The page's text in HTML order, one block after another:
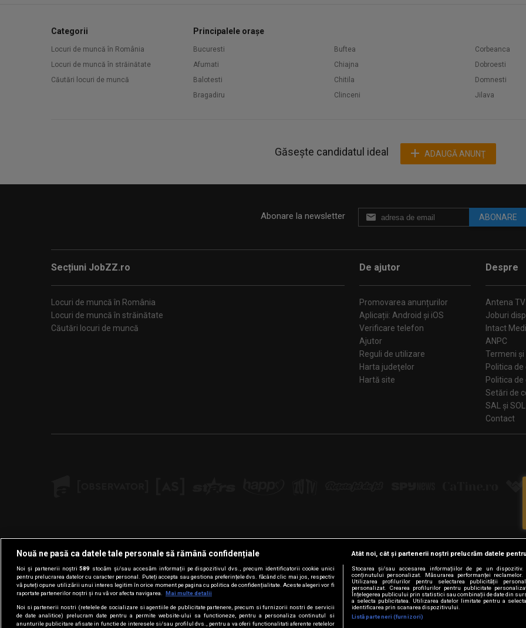
Categorii
Locuri de muncă în România
Locuri de muncă în străinătate
Căutări locuri de muncă
Principalele orașe
Bucuresti
Afumati
Balotesti
Bragadiru
Buftea
Chiajna
Chitila
Clinceni
Corbeanca
Dobroesti
Domnesti
Jilava
Găsește candidatul ideal ADAUGĂ ANUNŢ
Abonare la newsletter ABONARE
Secțiuni JobZZ.ro
Locuri de muncă în România
Locuri de muncă în străinătate
Căutări locuri de muncă
De ajutor
Promovarea anunțurilor
Aplicații: Android și iOS
Verificare telefon
Ajutor
Reguli de utilizare
Harta judeţelor
Hartă site
Despre
Antena TV
Joburi
Intact
ANPC
Termeni și
Politica de
Politica
SAL și SOL
Contact
Urmărește-ne pe:
FacebookLinkedInYouTubeInstagramPinterestTiktok
© Intact Media Group
Nouă ne pasă ca datele tale personale să rămână confidențiale
Noi și partenerii noștri589 stocăm și/sau accesăm informații pe dispozitivul dvs., precum identificatorii cookie unici
pentru prelucrarea datelor cu caracter personal. Puteți accepta sau gestiona preferințele dvs. făcând clic mai jos, respectiv
vă puteți opune utilizării unui interes legitim în orice moment pe pagina cu politica de confidențialitate. Aceste alegeri vor fi
raportate partenerilor noștri și nu vă vor afecta navigarea.
Mai multe detalii
Noi si partenerii nostri (retelele de socializare si agentiile de publicitate partenere, precum si furnizorii nostri de servicii
de date analitice) prelucram date pentru a permite website-ului sa functioneze, pentru a personaliza continutul si
anunturile publicitare afisate in functie de interesele si/sau profilul dvs., pentru a va oferi functionalitati aferente retelelor
Atât noi, cât și partenerii noștri prelucrăm datele
Stocarea și/sau accesarea informațiilor de pe un
conținutului personalizat. Măsurarea performanței
Utilizarea profilurilor pentru selectarea publicității
personalizat. Crearea profilurilor pentru publicitate
Înțelegerea publicului prin statistici sau combinații de date din
a selecta publicitatea. Utilizarea datelor limitate pentru a
identificarea prin scanarea dispozitivului.
Listă parteneri (furnizori)